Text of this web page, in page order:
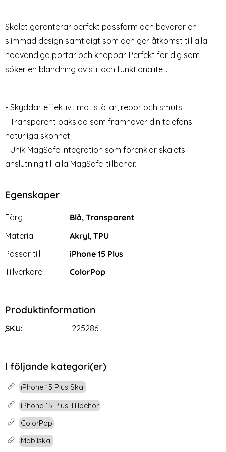
Glas Skärmskydd
rea pris
79 krtidigare pris
169 kr
Tillgänglighet:
Lagervara
Köp
2-Pack iPhone 15 Plus Linsskydd I Härdat Glas
rea pris
99 kr tidigare pris
199 kr
Tillgänglighet:
2-Pack iPhone 15 Plus
Skalet garanterar perfekt passform och bevarar en
slimmad design samtidigt som den ger åtkomst till alla
nödvändiga portar och knappar. Perfekt för dig som
söker en blandning av stil och funktionalitet.
- Skyddar effektivt mot stötar, repor och smuts.
- Transparent baksida som framhäver din telefons
naturliga skönhet.
- Unik MagSafe integration som förenklar skalets
anslutning till alla MagSafe-tillbehör.
Egenskaper
Egenskaper/attribut för denna produkt
Attribut
Färg
Blå, Transparent
Material
Akryl, TPU
Passar till
iPhone 15 Plus
Tillverkare
ColorPop
Produktinformation
SKU: 225286
I följande kategori(er)
iPhone 15 Plus Skal
iPhone 15 Plus Tillbehör
ColorPop
Mobilskal